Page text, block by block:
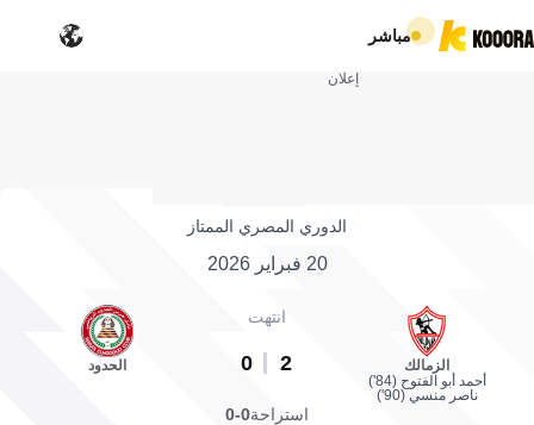
مباشر
إعلان
الدوري المصري الممتاز
20 فبراير 2026
الزمالك
أحمد أبو الفتوح (84')
ناصر منسي (90')
انتهت
2
0 الحدود
استراحة0-0